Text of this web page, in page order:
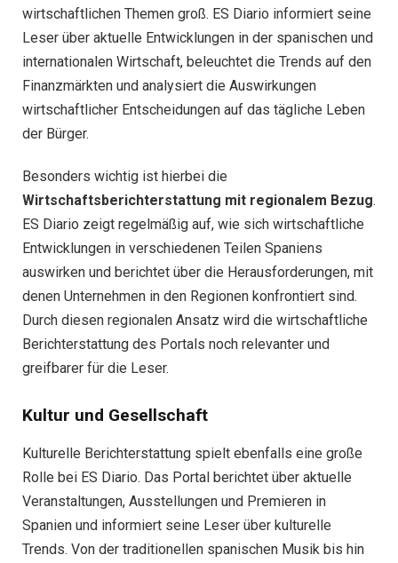
wirtschaftlichen Themen groß. ES Diario informiert seine
Leser über aktuelle Entwicklungen in der spanischen und
internationalen Wirtschaft, beleuchtet die Trends auf den
Finanzmärkten und analysiert die Auswirkungen
wirtschaftlicher Entscheidungen auf das tägliche Leben
der Bürger.
Besonders wichtig ist hierbei die
Wirtschaftsberichterstattung mit regionalem Bezug.
ES Diario zeigt regelmäßig auf, wie sich wirtschaftliche
Entwicklungen in verschiedenen Teilen Spaniens
auswirken und berichtet über die Herausforderungen, mit
denen Unternehmen in den Regionen konfrontiert sind.
Durch diesen regionalen Ansatz wird die wirtschaftliche
Berichterstattung des Portals noch relevanter und
greifbarer für die Leser.
Kultur und Gesellschaft
Kulturelle Berichterstattung spielt ebenfalls eine große
Rolle bei ES Diario. Das Portal berichtet über aktuelle
Veranstaltungen, Ausstellungen und Premieren in
Spanien und informiert seine Leser über kulturelle
Trends. Von der traditionellen spanischen Musik bis hin